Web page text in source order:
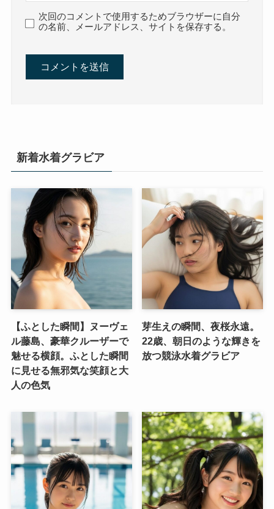
次回のコメントで使用するためブラウザーに自分
の名前、メールアドレス、サイトを保存する。
新着水着グラビア
【ふとした瞬間】ヌーヴェ
ル藤島、豪華クルーザーで
魅せる横顔。ふとした瞬間
に見せる無邪気な笑顔と大
人の色気
芽生えの瞬間、夜桜永遠。
22歳、朝日のような輝きを
放つ競泳水着グラビア